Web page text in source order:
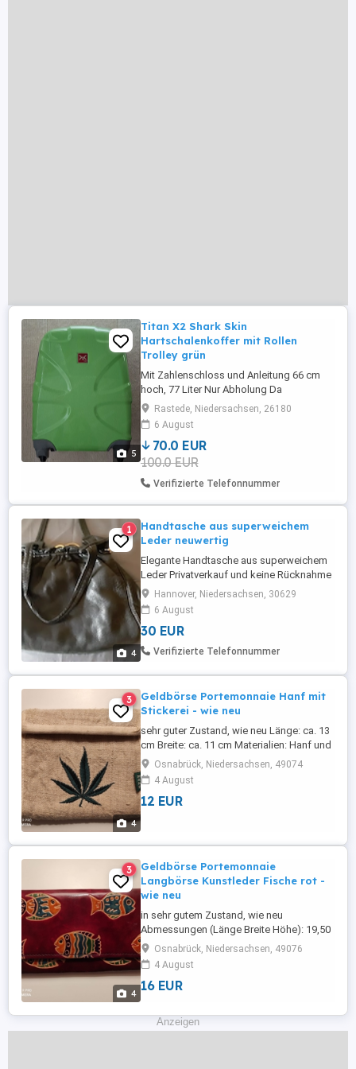
5
Titan X2 Shark Skin
Hartschalenkoffer mit Rollen
Trolley grün
Mit Zahlenschloss und Anleitung 66 cm
hoch, 77 Liter Nur Abholung Da
Privatverkauf keine Garantie etc.
Rastede, Niedersachsen, 26180
6 August
70.0 EUR
100.0 EUR
Verifizierte Telefonnummer
4
1
Handtasche aus superweichem
Leder neuwertig
Elegante Handtasche aus superweichem
Leder Privatverkauf und keine Rücknahme
Hannover, Niedersachsen, 30629
6 August
30 EUR
Verifizierte Telefonnummer
4
3
Geldbörse Portemonnaie Hanf mit
Stickerei - wie neu
sehr guter Zustand, wie neu Länge: ca. 13
cm Breite: ca. 11 cm Materialien: Hanf und
Baumwolle Farben: Natur, mit
aufgesticktem, grünen Hanfmotiv Das
Portemonnaie weist verschiedene Fächer
auf, für Scheine, Karten und Kleingeld.
Osnabrück, Niedersachsen, 49074
4 August
12 EUR
4
3
Geldbörse Portemonnaie
Langbörse Kunstleder Fische rot -
wie neu
in sehr gutem Zustand, wie neu
Abmessungen (Länge Breite Höhe): 19,50
10,50 2,50 cm Produkteigenschaften: - 7
Kartenfächer - 2 Fächer mit Sichtfenster -
4 Geldscheinfächer - Kleingeldfach mit
Reißverschluss - Überschlag mit
Reißverschlussfach und Steckfach auf
der Rü ...
Osnabrück, Niedersachsen, 49076
4 August
16 EUR
Anzeigen